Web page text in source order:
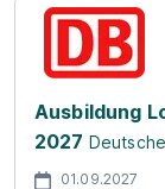
Ausbildung
2027
01.09.2027